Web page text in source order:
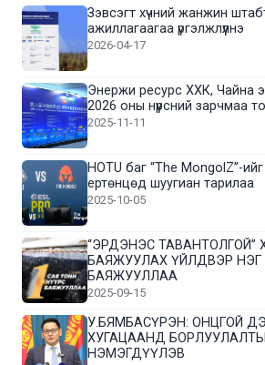
Зэвсэгт хүчний жанжин
ажиллагаагаа үргэлжлүүлнэ
2026-04-17
Энержи ресурс ХХК, Чайна
2026 оны нүүрсний зарчмаа
2025-11-11
HOTU баг “The MongolZ”-
ертөнцөд шуугиан тарилаа
2025-10-05
“ЭРДЭНЭС ТАВАНТОЛГОЙ”
БАЯЖУУЛАХ ҮЙЛДВЭР
БАЯЖУУЛЛАА
2025-09-15
У.БЯМБАСҮРЭН: ОНЦГОЙ
ХУГАЦААНД
НЭМЭГДҮҮЛЭВ